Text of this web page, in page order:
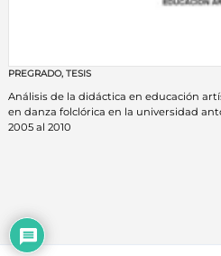
PREGRADO, TESIS
Análisis de la didáctica en educación
en danza folclórica en la universidad
2005 al 2010